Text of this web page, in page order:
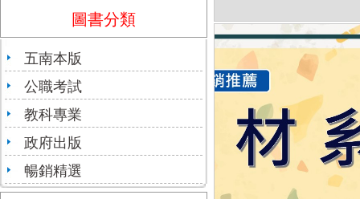
圖書分類
五南本版
公職考試
教科專業
政府出版
暢銷精選